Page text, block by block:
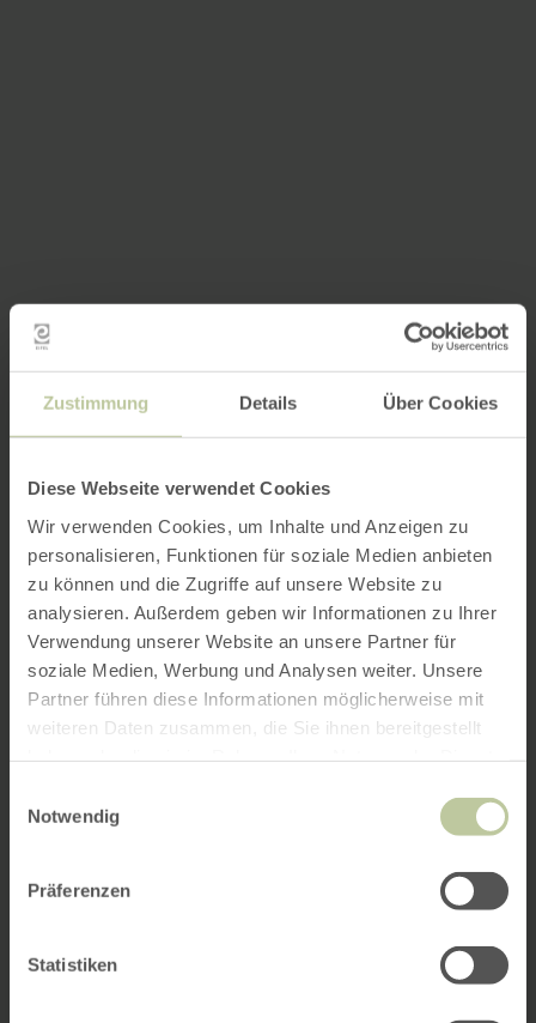
Zustimmung Details Über Cookies
Diese Webseite verwendet Cookies
Wir verwenden Cookies, um Inhalte und Anzeigen zu
personalisieren, Funktionen für soziale Medien anbieten
zu können und die Zugriffe auf unsere Website zu
analysieren. Außerdem geben wir Informationen zu Ihrer
Verwendung unserer Website an unsere Partner für
soziale Medien, Werbung und Analysen weiter. Unsere
Partner führen diese Informationen möglicherweise mit
weiteren Daten zusammen, die Sie ihnen bereitgestellt
Notwendig
Präferenzen
Statistiken